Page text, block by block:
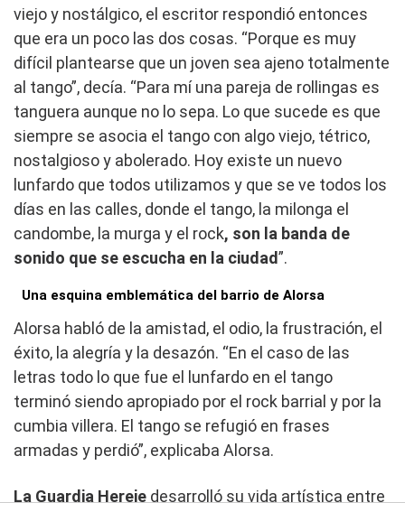
viejo y nostálgico, el escritor respondió entonces
que era un poco las dos cosas. “Porque es muy
difícil plantearse que un joven sea ajeno totalmente
al tango”, decía. “Para mí una pareja de rollingas es
tanguera aunque no lo sepa. Lo que sucede es que
siempre se asocia el tango con algo viejo, tétrico,
nostalgioso y abolerado. Hoy existe un nuevo
lunfardo que todos utilizamos y que se ve todos los
días en las calles, donde el tango, la milonga el
candombe, la murga y el rock, son la banda de
sonido que se escucha en la ciudad”.
Una esquina emblemática del barrio de Alorsa
Alorsa habló de la amistad, el odio, la frustración, el
éxito, la alegría y la desazón. “En el caso de las
letras todo lo que fue el lunfardo en el tango
terminó siendo apropiado por el rock barrial y por la
cumbia villera. El tango se refugió en frases
armadas y perdió”, explicaba Alorsa.
La Guardia Hereje desarrolló su vida artística entre